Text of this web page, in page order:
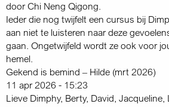
door Chi Neng Qigong.
Ieder die nog twijfelt een cursus bij
aan niet te luisteren naar deze
gaan. Ongetwijfeld wordt ze ook voor
hemel.
Gekend is bemind – Hilde (mrt 2026)
11 apr 2026 - 15:23
Lieve Dimphy, Berty, David, Jacqueline,